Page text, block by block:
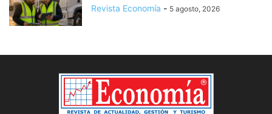
Revista Economía - 5 agosto, 2026